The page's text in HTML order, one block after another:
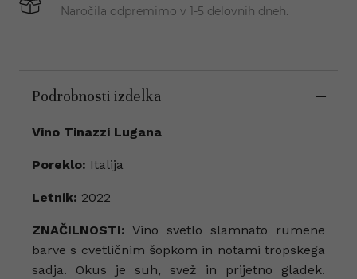
Naročila odpremimo v 1-5 delovnih dneh.
Podrobnosti izdelka
Vino Tinazzi Lugana
Poreklo: Italija
Letnik: 2022
ZNAČILNOSTI: Vino svetlo slamnato rumene
barve s cvetličnim šopkom in notami tropskega
sadja. Okus je suh, svež in prijetno gladek.